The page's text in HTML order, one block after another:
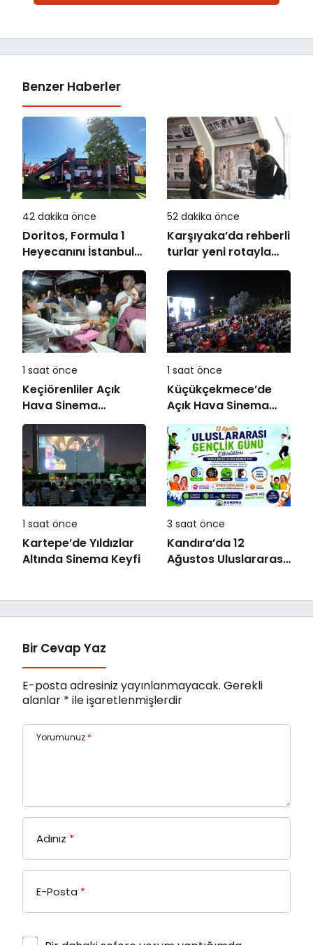
Benzer Haberler
42 dakika önce
Doritos, Formula 1
Heyecanını İstanbul
Festivali’ne Taşıdı
52 dakika önce
Karşıyaka’da rehberli
turlar yeni rotayla
devam ediyor:
“Atatürk’ün
Adımlarıyla
Karşıyaka”
1 saat önce
Keçiörenliler Açık
Hava Sinema
Günleri’nde Buluştu
1 saat önce
Küçükçekmece’de
Açık Hava Sinema
Günleri “Neşeli
Günler” ile Başladı
1 saat önce
Kartepe’de Yıldızlar
Altında Sinema Keyfi
3 saat önce
Kandıra’da 12
Ağustos Uluslararası
Bir Cevap Yaz
E-posta adresiniz yayınlanmayacak. Gerekli
alanlar * ile işaretlenmişlerdir
Yorumunuz *
Adınız *
E-Posta *